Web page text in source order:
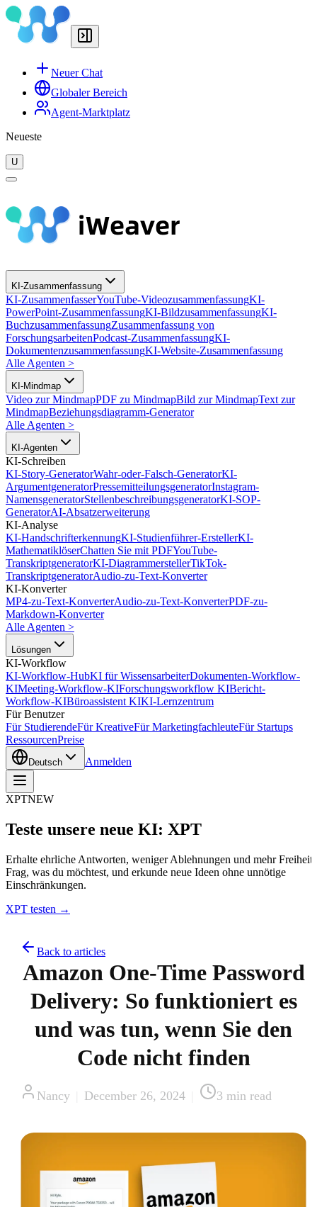
Neuer Chat
Globaler Bereich
Agent-Marktplatz
Neueste
U
KI-Zusammenfassung
KI-ZusammenfasserYouTube-VideozusammenfassungKI-
PowerPoint-ZusammenfassungKI-BildzusammenfassungKI-
BuchzusammenfassungZusammenfassung von
ForschungsarbeitenPodcast-ZusammenfassungKI-
DokumentenzusammenfassungKI-Website-Zusammenfassung
Alle Agenten >
KI-Mindmap
Video zur MindmapPDF zu MindmapBild zur MindmapText zur
MindmapBeziehungsdiagramm-Generator
Alle Agenten >
KI-Agenten
KI-Schreiben
KI-Story-GeneratorWahr-oder-Falsch-GeneratorKI-
ArgumentgeneratorPressemitteilungsgeneratorInstagram-
NamensgeneratorStellenbeschreibungsgeneratorKI-SOP-
GeneratorAI-Absatzerweiterung
KI-Analyse
KI-HandschrifterkennungKI-Studienführer-ErstellerKI-
MathematiklöserChatten Sie mit PDFYouTube-
TranskriptgeneratorKI-DiagrammerstellerTikTok-
TranskriptgeneratorAudio-zu-Text-Konverter
KI-Konverter
MP4-zu-Text-KonverterAudio-zu-Text-KonverterPDF-zu-
Markdown-Konverter
Alle Agenten >
Lösungen
KI-Workflow
KI-Workflow-HubKI für WissensarbeiterDokumenten-Workflow-
KIMeeting-Workflow-KIForschungsworkflow KIBericht-
Workflow-KIBüroassistent KIKI-Lernzentrum
Für Benutzer
Für StudierendeFür KreativeFür MarketingfachleuteFür Startups
RessourcenPreise
Deutsch Anmelden
XPTNEW
Teste unsere neue KI: XPT
Erhalte ehrliche Antworten, weniger Ablehnungen und mehr Freiheit.
Frag, was du möchtest, und erkunde neue Ideen ohne unnötige
Einschränkungen.
XPT testen →
Back to articles
Amazon One-Time Password
Delivery: So funktioniert es
und was tun, wenn Sie den
Code nicht finden
Nancy December 26, 2024 3 min read